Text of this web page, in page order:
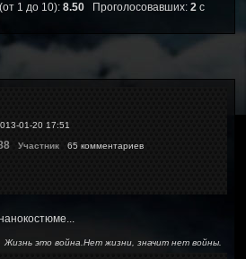
1 до 10): 8.50 Проголосовавших: 2 с
01-20 17:51
Участник 65 комментариев
Жизнь это война.Нет жизни, значит нет войны.